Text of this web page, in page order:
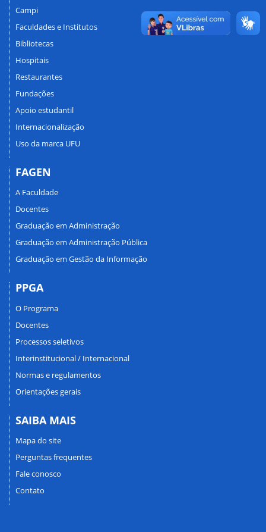
Campi
Faculdades e Institutos
Bibliotecas
Hospitais
Restaurantes
Fundações
Apoio estudantil
Internacionalização
Uso da marca UFU
FAGEN
A Faculdade
Docentes
Graduação em Administração
Graduação em Administração Pública
Graduação em Gestão da Informação
PPGA
O Programa
Docentes
Processos seletivos
Interinstitucional / Internacional
Normas e regulamentos
Orientações gerais
SAIBA MAIS
Mapa do site
Perguntas frequentes
Fale conosco
Contato